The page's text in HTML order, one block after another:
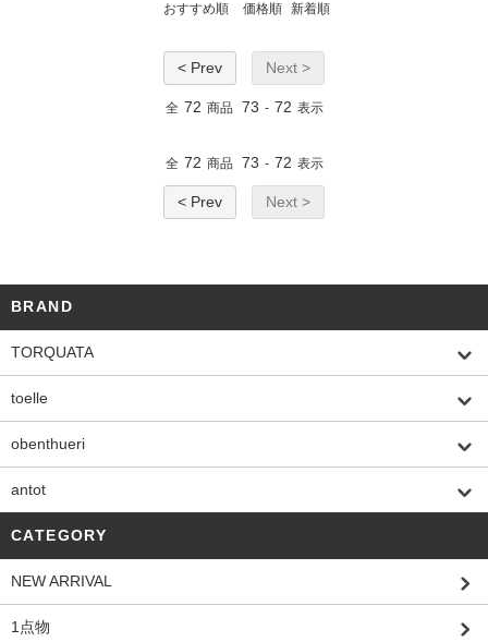
おすすめ順 価格順 新着順
< Prev Next >
全 72 商品 73 - 72 表示
全 72 商品 73 - 72 表示
< Prev Next >
BRAND
TORQUATA
toelle
obenthueri
antot
CATEGORY
NEW ARRIVAL
1点物